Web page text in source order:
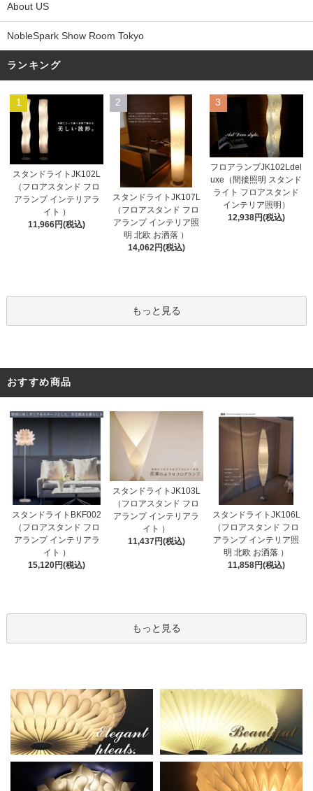
About US
NobleSpark Show Room Tokyo
ランキング
1
スタンドライトJK102L
（フロアスタンド フロ
アランプ インテリアラ
イト ）
11,966円(税込)
2
スタンドライトJK107L
（フロアスタンド フロ
アランプ インテリア照
明 北欧 お洒落 ）
14,062円(税込)
3
フロアランプJK102Ldel
uxe（間接照明 スタンド
ライト フロアスタンド
インテリア照明）
12,938円(税込)
もっと見る
おすすめ商品
スタンドライトBKF002
（フロアスタンド フロ
アランプ インテリアラ
イト ）
15,120円(税込)
スタンドライトJK103L
（フロアスタンド フロ
アランプ インテリアラ
イト ）
11,437円(税込)
スタンドライトJK106L
（フロアスタンド フロ
アランプ インテリア照
明 北欧 お洒落 ）
11,858円(税込)
もっと見る